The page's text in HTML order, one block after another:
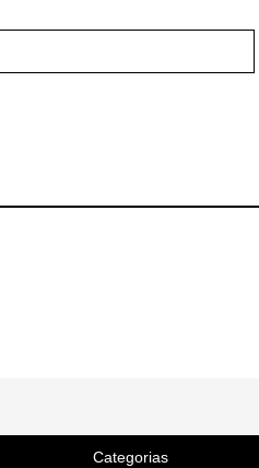
Categorias